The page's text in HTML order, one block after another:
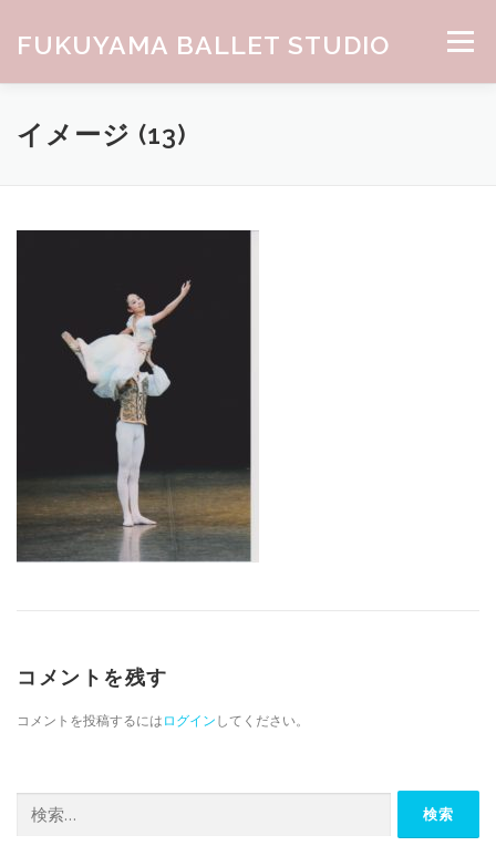
FUKUYAMA BALLET STUDIO メニュー
HOME ABOUT
イメージ (13)
コメントを残す
コメントを投稿するにはログインしてください。
検索: